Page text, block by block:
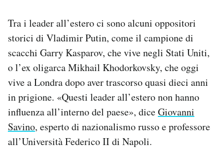
Tra i leader all’estero ci sono alcuni oppositori
storici di Vladimir Putin, come il campione di
scacchi Garry Kasparov, che vive negli Stati Uniti,
o l’ex oligarca Mikhail Khodorkovsky, che oggi
vive a Londra dopo aver trascorso quasi dieci anni
in prigione. «Questi leader all’estero non hanno
influenza all’interno del paese», diceGiovanni
Savino, esperto di nazionalismo russo e professore
all’Università Federico II di Napoli.